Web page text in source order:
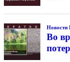
Новости
Во